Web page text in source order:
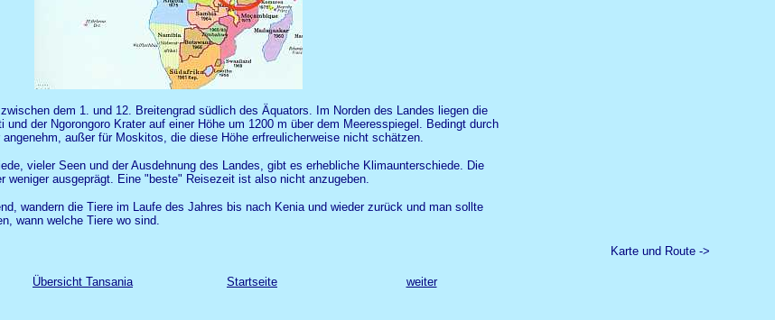
dem 1. und 12. Breitengrad südlich des Äquators. Im Norden des Landes liegen die
und der Ngorongoro Krater auf einer Höhe um 1200 m über dem Meeresspiegel. Bedingt durch
außer für Moskitos, die diese Höhe erfreulicherweise nicht schätzen.
vieler Seen und der Ausdehnung des Landes, gibt es erhebliche Klimaunterschiede. Die
weniger ausgeprägt. Eine "beste" Reisezeit ist also nicht anzugeben.
wandern die Tiere im Laufe des Jahres bis nach Kenia und wieder zurück und man sollte
wann welche Tiere wo sind.
Karte und Route ->
Übersicht Tansania Startseite weiter